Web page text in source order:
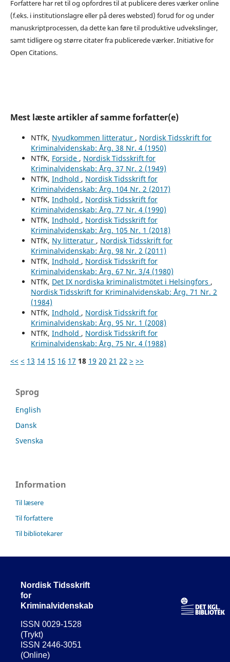
Forfattere har ret til og opfordres til at publicere deres værker online
(f.eks. i institutionslagre eller på deres websted) forud for og under
manuskriptprocessen, da dette kan føre til produktive udvekslinger,
samt tidligere og større citater fra publicerede værker. Initiative for
Open Citations.
Mest læste artikler af samme forfatter(e)
NTfK, Nyudkommen litteratur , Nordisk Tidsskrift for
Kriminalvidenskab: Årg. 38 Nr. 4 (1950)
NTfK, Forside , Nordisk Tidsskrift for
Kriminalvidenskab: Årg. 37 Nr. 2 (1949)
NTfK, Indhold , Nordisk Tidsskrift for
Kriminalvidenskab: Årg. 104 Nr. 2 (2017)
NTfK, Indhold , Nordisk Tidsskrift for
Kriminalvidenskab: Årg. 77 Nr. 4 (1990)
NTfK, Indhold , Nordisk Tidsskrift for
Kriminalvidenskab: Årg. 105 Nr. 1 (2018)
NTfK, Ny litteratur , Nordisk Tidsskrift for
Kriminalvidenskab: Årg. 98 Nr. 2 (2011)
NTfK, Indhold , Nordisk Tidsskrift for
Kriminalvidenskab: Årg. 67 Nr. 3/4 (1980)
NTfK, Det IX nordiska kriminalistmötet i Helsingfors ,
Nordisk Tidsskrift for Kriminalvidenskab: Årg. 71 Nr. 2
(1984)
NTfK, Indhold , Nordisk Tidsskrift for
Kriminalvidenskab: Årg. 95 Nr. 1 (2008)
NTfK, Indhold , Nordisk Tidsskrift for
Kriminalvidenskab: Årg. 75 Nr. 4 (1988)
<< < 13 14 15 16 17 18 19 20 21 22 > >>
Sprog
English
Dansk
Svenska
Information
Til læsere
Til forfattere
Til bibliotekarer
Nordisk Tidsskrift
for
Kriminalvidenskab
ISSN 0029-1528
(Trykt)
ISSN 2446-3051
(Online)